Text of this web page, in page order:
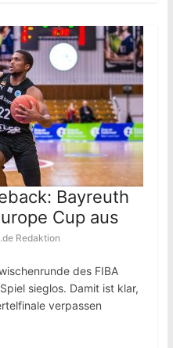
Bayreuth
Cup aus
Redaktion
des FIBA
sieglos. Damit ist klar,
verpassen